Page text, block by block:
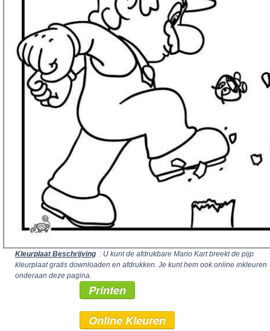
Kleurplaat Beschrijving : U kunt de afdrukbare Mario Kart breekt de pijp
kleurplaat gratis downloaden en afdrukken. Je kunt hem ook online inkleuren
onderaan deze pagina.
Printen
Online Kleuren